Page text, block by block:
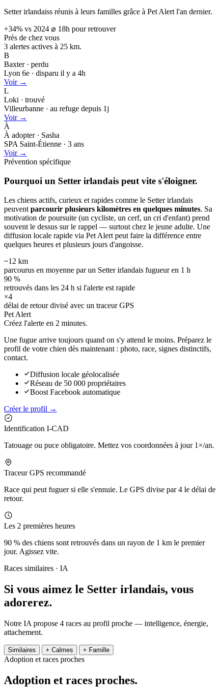
Setter irlandaiss réunis à leurs familles grâce à Pet Alert l'an dernier.
+34% vs 2024 ⌀ 18h pour retrouver
Près de chez vous
3 alertes actives à 25 km.
B
Baxter · perdu
Lyon 6e · disparu il y a 4h
Voir →
L
Loki · trouvé
Villeurbanne · au refuge depuis 1j
Voir →
À
À adopter · Sasha
SPA Saint-Étienne · 3 ans
Voir →
Prévention spécifique
Pourquoi un Setter irlandais peut vite s'éloigner.
Les chiens actifs, curieux et rapides comme le Setter irlandais
peuvent parcourir plusieurs kilomètres en quelques minutes. Sa
motivation de poursuite (un cycliste, un cerf, un cri d'enfant) prend
souvent le dessus sur le rappel — surtout chez le jeune adulte. Une
diffusion locale rapide via Pet Alert peut faire la différence entre
quelques heures et plusieurs jours d'angoisse.
~12 km
parcourus en moyenne par un Setter irlandais fugueur en 1 h
90 %
retrouvés dans les 24 h si l'alerte est rapide
×4
délai de retour divisé avec un traceur GPS
Pet Alert
Créez l'alerte en 2 minutes.
Une fugue arrive toujours quand on s'y attend le moins. Préparez le
profil de votre chien dès maintenant : photo, race, signes distinctifs,
contact.
Diffusion locale géolocalisée
Réseau de 50 000 propriétaires
Boost Facebook automatique
Créer le profil →
Identification I-CAD
Tatouage ou puce obligatoire. Mettez vos coordonnées à jour 1×/an.
Traceur GPS recommandé
Race qui peut fuguer si elle s'ennuie. Le GPS divise par 4 le délai de
retour.
Les 2 premières heures
90 % des chiens sont retrouvés dans un rayon de 1 km le premier
jour. Agissez vite.
Races similaires · IA
Si vous aimez le Setter irlandais, vous
adorerez.
Notre IA propose 4 races au profil proche — intelligence, énergie,
attachement.
Similaires + Calmes + Famille
Adoption et races proches
Adoption et races proches.